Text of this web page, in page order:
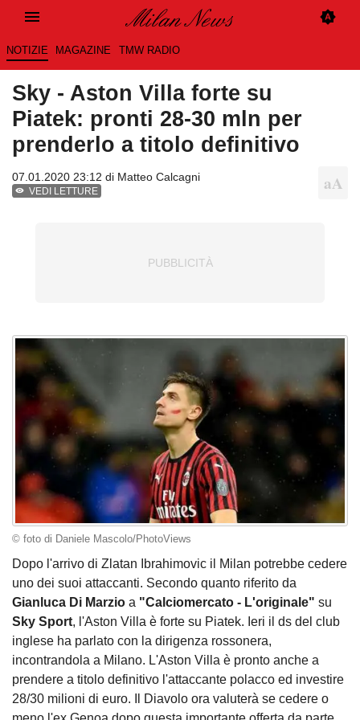
NOTIZIE MAGAZINE TMW RADIO
Sky - Aston Villa forte su
Piatek: pronti 28-30 mln per
prenderlo a titolo definitivo
07.01.2020 23:12 di Matteo Calcagni
VEDI LETTURE
© foto di Daniele Mascolo/PhotoViews
Dopo l'arrivo di Zlatan Ibrahimovic il Milan potrebbe cedere
uno dei suoi attaccanti. Secondo quanto riferito da
Gianluca Di Marzio a "Calciomercato - L'originale" su
Sky Sport, l'Aston Villa è forte su Piatek. Ieri il ds del club
inglese ha parlato con la dirigenza rossonera,
incontrandola a Milano. L'Aston Villa è pronto anche a
prendere a titolo definitivo l'attaccante polacco ed investire
28/30 milioni di euro. Il Diavolo ora valuterà se cedere o